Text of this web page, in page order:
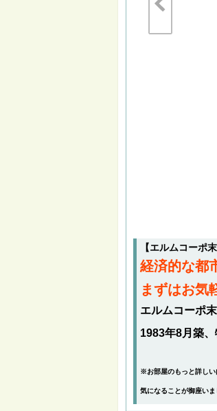
【エルムコーポ
経済的な都
まずはお気
エルムコーポ
1983年8月築
※お部屋のもっと詳しい
気になることが御座い